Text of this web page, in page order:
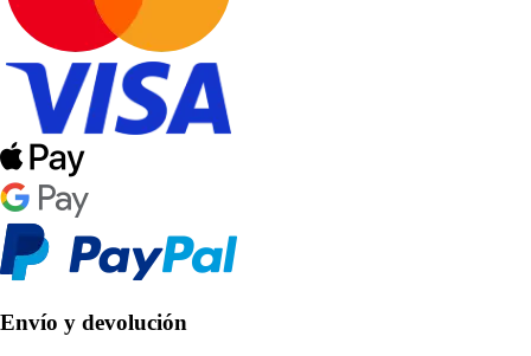
Envío y devolución